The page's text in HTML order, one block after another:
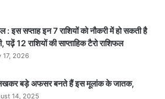
: इस सप्ताह इन 7 राशियों को नौकरी में हो सकती है
पढ़ें 12 राशियों की साप्ताहिक टैरो राशिफल
17, 2026
बड़े अफसर बनते हैं इस मूलांक के जातक,
14, 2025